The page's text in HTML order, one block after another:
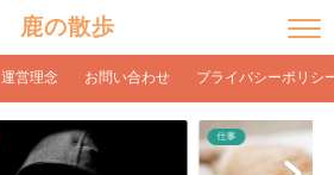
鹿の散歩
運営理念 お問い合わせ プライバシーポリシ
仕事